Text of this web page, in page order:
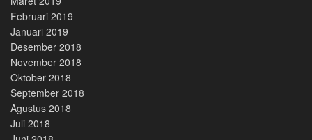
Februari 2019
Januari 2019
Desember 2018
November 2018
Oktober 2018
September 2018
Agustus 2018
Juli 2018